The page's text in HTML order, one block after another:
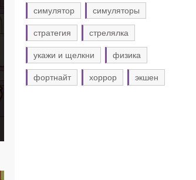
симулятор симуляторы
стратегия стрелялка
укажи и щелкни физика
фортнайт хоррор экшен